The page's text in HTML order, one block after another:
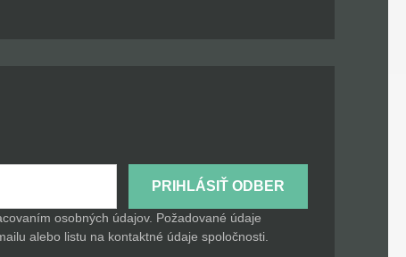
PRIHLÁSIŤ ODBER
osobných údajov. Požadované údaje
alebo listu na kontaktné údaje spoločnosti.